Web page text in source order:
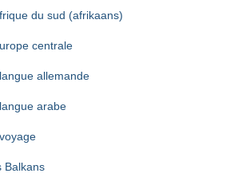
du sud (afrikaans)
centrale
allemande
arabe
Balkans